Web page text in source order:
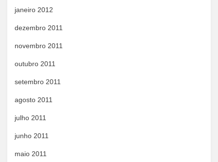
janeiro 2012
dezembro 2011
novembro 2011
outubro 2011
setembro 2011
agosto 2011
julho 2011
junho 2011
maio 2011